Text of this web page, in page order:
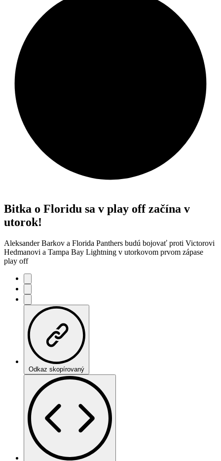
Bitka o Floridu sa v play off začína v
utorok!
Aleksander Barkov a Florida Panthers budú bojovať proti Victorovi
Hedmanovi a Tampa Bay Lightning v utorkovom prvom zápase
play off
Odkaz skopírovaný